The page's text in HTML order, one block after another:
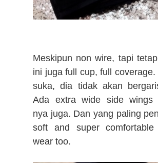
Meskipun non wire, tapi
ini juga full cup, full coverage.
suka, dia tidak akan
Ada extra wide side wings
nya juga. Dan yang paling
soft and super
wear too.